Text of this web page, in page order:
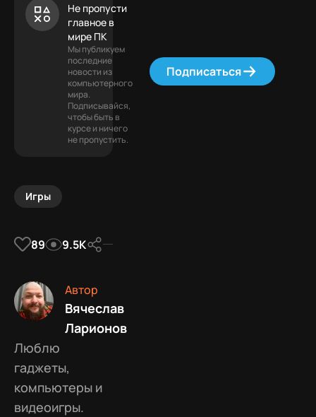
Не пропусти
главное в
мире ПК
Мы публикуем
последние
новости из
компьютерного
мира.
Подписывайся,
чтобы быть в
курсе и ничего
не пропустить.
Подписаться
Игры
89 9.5К
Автор
Вячеслав
Ларионов
Люблю
гаджеты,
компьютеры и
видеоигры.